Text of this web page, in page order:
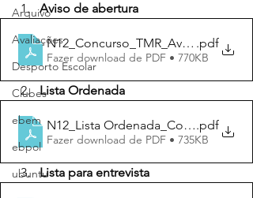
Arquivo
Avaliações
Desporto Escolar
Clubes
ebem
ebpol
ubuntu
Aviso de abertura
N12_Concurso_TMR_Aviso de
.pdf
Fazer download de PDF • 770KB
Lista Ordenada
N12_Lista Ordenada_Concurso_TMR
.pdf
Fazer download de PDF • 735KB
Lista para entrevista